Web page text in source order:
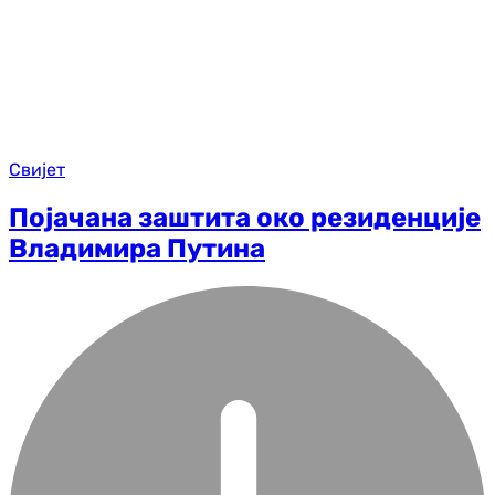
Свијет
Појачана заштита око резиденције
Владимира Путина